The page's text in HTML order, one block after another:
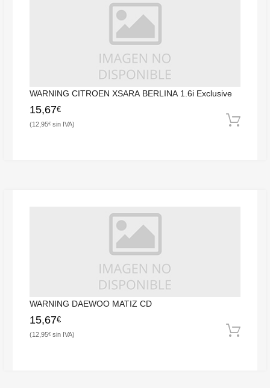
WARNING CITROEN XSARA BERLINA 1.6i Exclusive
15,67€
12,95€
WARNING DAEWOO MATIZ CD
15,67€
12,95€